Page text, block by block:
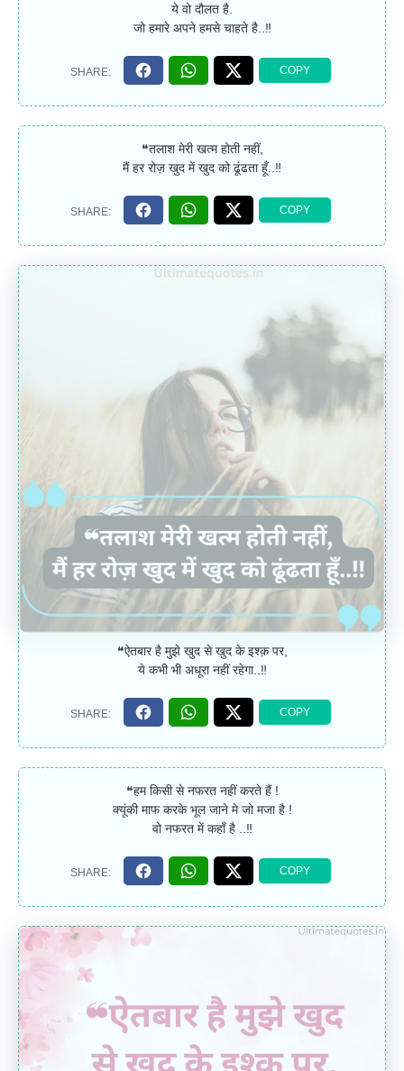
ये वो दौलत है.
जो हमारे अपने हमसे चाहते है..‼
❝तलाश मेरी खत्म होती नहीं,
मैं हर रोज़ खुद में खुद को ढूंढता हूँ..‼
❝ऐतबार है मुझे खुद से खुद के इश्क़ पर,
ये कभी भी अधूरा नहीं रहेगा..‼
❝हम किसी से नफरत नहीं करते हैं !
क्यूंकी माफ करके भूल जाने मे जो मजा है !
वो नफरत में कहाँ है ..‼